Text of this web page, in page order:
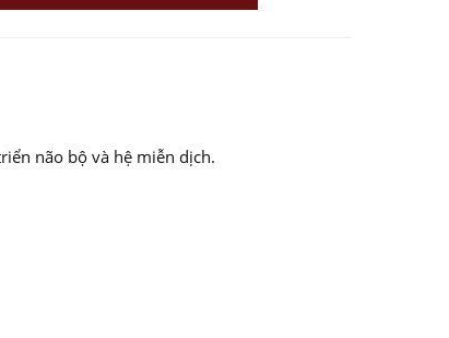
não bộ và hệ miễn dịch.